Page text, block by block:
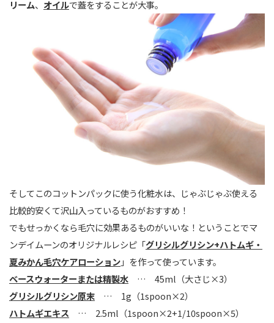
リーム、 オイルで蓋をすることが大事。
そしてこのコットンパックに使う化粧水は、じゃぶじゃぶ使える
比較的安くて沢山入っているものがおすすめ！
でもせっかくなら毛穴に効果あるものがいいな！ということでマ
ンデイムーンのオリジナルレシピ「グリシルグリシン+ハトムギ・
夏みかん毛穴ケアローション」を作って使っています。
ベースウォーターまたは精製水 … 45ml（大さじ×3）
グリシルグリシン原末 … 1g（1spoon×2）
ハトムギエキス … 2.5ml（1spoon×2+1/10spoon×5）